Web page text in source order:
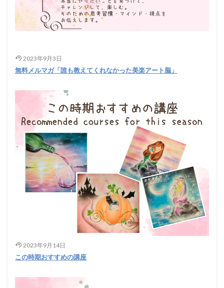
2023年9月3日
無料メルマガ「誰も教えてくれなかった美楽アート脳」
2023年9月14日
この時期おすすめの講座